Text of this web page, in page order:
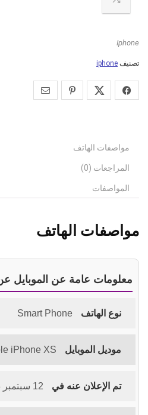
Iphone
تصنيف iphone
مواصفات الهاتف
المراجعات (0)
المواصفات
مواصفات الهاتف
معلومات عامة عن الموبايل
نوع الهاتف Smart Phone
موديل الموبايل iPhone XS
تم الإعلان عنه في 12 سبتمبر 2018